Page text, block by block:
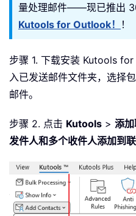
量处理邮件——现已推出
Kutools for Outlook！
！
步骤 1. 下载安装 Kutools
入已发送邮件文件夹，选择
邮件。
步骤 2. 点击 Kutools > 添
发件人和多个收件人添加到